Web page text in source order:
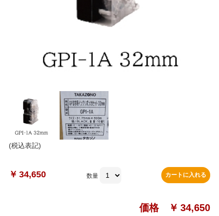
(税込表記)
￥ 34,650 数量 カートに入れる
価格 ￥ 34,650